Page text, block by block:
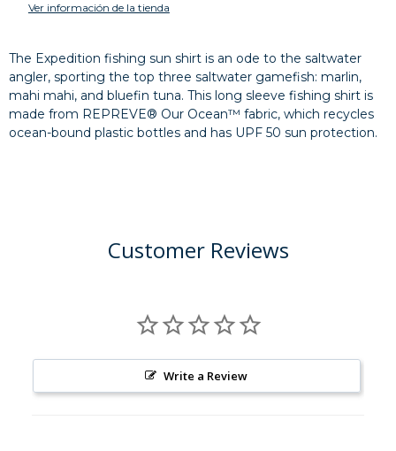
Ver información de la tienda
The Expedition fishing sun shirt is an ode to the saltwater
angler, sporting the top three saltwater gamefish: marlin,
mahi mahi, and bluefin tuna. This long sleeve fishing shirt is
made from REPREVE® Our Ocean™ fabric, which recycles
ocean-bound plastic bottles and has UPF 50 sun protection.
Customer Reviews
Write a Review